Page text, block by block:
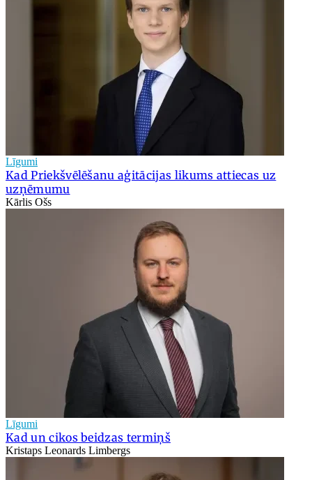
Līgumi
Kad Priekšvēlēšanu aģitācijas likums attiecas uz
uzņēmumu
Kārlis Ošs
Līgumi
Kad un cikos beidzas termiņš
Kristaps Leonards Limbergs